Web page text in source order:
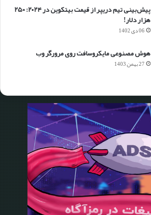
پیش‌بینی تیم دریپر از قیمت بیتکوین در ۲۰۲۴: ۲۵۰
هزار دلار!
06 دی 1402
هوش مصنوعی مایکروسافت روی مرورگر وب
27 بهمن 1403